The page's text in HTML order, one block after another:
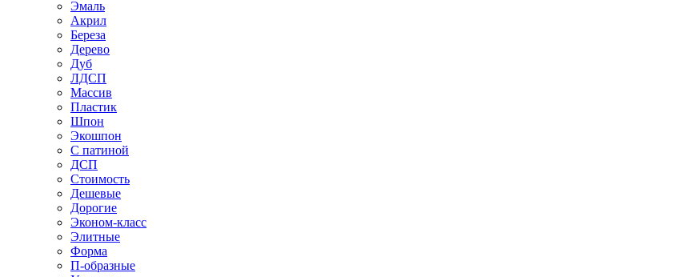
Эмаль
Акрил
Береза
Дерево
Дуб
ЛДСП
Массив
Пластик
Шпон
Экошпон
С патиной
ДСП
Стоимость
Дешевые
Дорогие
Эконом-класс
Элитные
Форма
П-образные